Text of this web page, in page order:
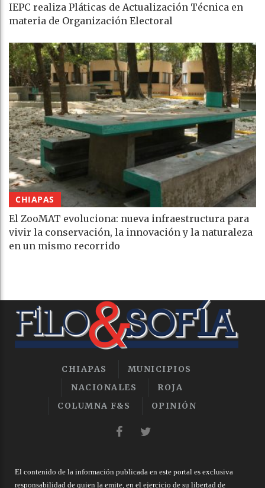
IEPC realiza Pláticas de Actualización Técnica en
materia de Organización Electoral
CHIAPAS
El ZooMAT evoluciona: nueva infraestructura para
vivir la conservación, la innovación y la naturaleza
en un mismo recorrido
CHIAPAS
MUNICIPIOS
NACIONALES
ROJA
COLUMNA F&S
OPINIÓN
El contenido de la información publicada en este portal es exclusiva
responsabilidad de quien la emite, en el ejercicio de su libertad de